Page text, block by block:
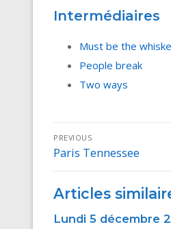
Intermédiaires
Must be the
People break
Two ways
Navigation
de
l’article
PREVIOUS
Previous
Paris Tennessee
Articles
Lundi 5 décembre